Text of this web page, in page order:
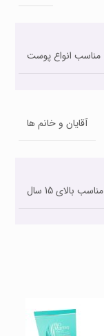
مناسب انواع پوست
آقایان و خانم ها
مناسب بالای 15 سال